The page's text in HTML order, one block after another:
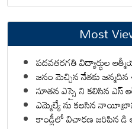
Most
పదవతరగతి విద్యార్థుల
జనం మెచ్చిన నేతకు జన్మదిన
నూతన ఎస్సై ని కలిసిన ఎస్
ఎమ్మెల్యే ను కలసిన
కాండ్లీలో విచారణ జరిపిన డి